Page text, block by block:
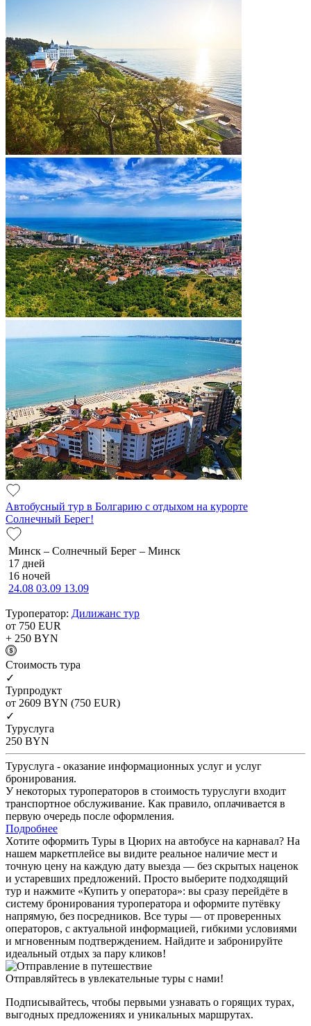
Автобусный тур в Болгарию с отдыхом на курорте
Солнечный Берег!
Минск – Солнечный Берег – Минск
17 дней
16 ночей
24.08 03.09 13.09
Туроператор: Дилижанс тур
от 750 EUR
+ 250 BYN
Cтоимость тура
✓
Турпродукт
от 2609 BYN (750 EUR)
✓
Туруслуга
250 BYN
Туруслуга - оказание информационных услуг и услуг
бронирования.
У некоторых туроператоров в стоимость туруслуги входит
транспортное обслуживание. Как правило, оплачивается в
первую очередь после оформления.
Подробнее
Хотите оформить Туры в Цюрих на автобусе на карнавал? На
нашем маркетплейсе вы видите реальное наличие мест и
точную цену на каждую дату выезда — без скрытых наценок
и устаревших предложений. Просто выберите подходящий
тур и нажмите «Купить у оператора»: вы сразу перейдёте в
систему бронирования туроператора и оформите путёвку
напрямую, без посредников. Все туры — от проверенных
операторов, с актуальной информацией, гибкими условиями
и мгновенным подтверждением. Найдите и забронируйте
идеальный отдых за пару кликов!
Отправляйтесь в увлекательные туры с нами!
Подписывайтесь, чтобы первыми узнавать о горящих турах,
выгодных предложениях и уникальных маршрутах.